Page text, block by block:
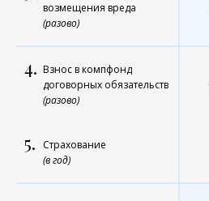
возмещения вреда
(разово)
4. Взнос в компфонд
договорных обязательств
(разово)
5.
Страхование
(в год)